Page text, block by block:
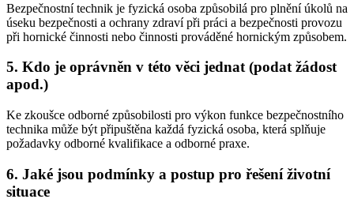
Bezpečnostní technik je fyzická osoba způsobilá pro plnění úkolů na
úseku bezpečnosti a ochrany zdraví při práci a bezpečnosti provozu
při hornické činnosti nebo činnosti prováděné hornickým způsobem.
5. Kdo je oprávněn v této věci jednat (podat žádost
apod.)
Ke zkoušce odborné způsobilosti pro výkon funkce bezpečnostního
technika může být připuštěna každá fyzická osoba, která splňuje
požadavky odborné kvalifikace a odborné praxe.
6. Jaké jsou podmínky a postup pro řešení životní
situace